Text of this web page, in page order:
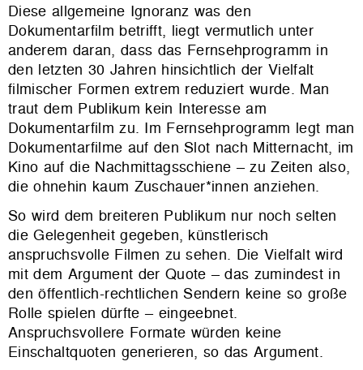
Diese allgemeine Ignoranz was den
Dokumentarfilm betrifft, liegt vermutlich unter
anderem daran, dass das Fernsehprogramm in
den letzten 30 Jahren hinsichtlich der Vielfalt
filmischer Formen extrem reduziert wurde. Man
traut dem Publikum kein Interesse am
Dokumentarfilm zu. Im Fernsehprogramm legt man
Dokumentarfilme auf den Slot nach Mitternacht, im
Kino auf die Nachmittagsschiene – zu Zeiten also,
die ohnehin kaum Zuschauer*innen anziehen.
So wird dem breiteren Publikum nur noch selten
die Gelegenheit gegeben, künstlerisch
anspruchsvolle Filmen zu sehen. Die Vielfalt wird
mit dem Argument der Quote – das zumindest in
den öffentlich-rechtlichen Sendern keine so große
Rolle spielen dürfte – eingeebnet.
Anspruchsvollere Formate würden keine
Einschaltquoten generieren, so das Argument.